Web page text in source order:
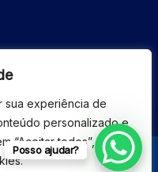
sua experiência de
personalizado e
“Aceitar todos”, você
Posso ajudar?